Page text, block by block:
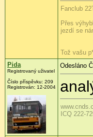
Fanclub
Přes
jezdí se
Tož vašu
Pida
Registrovaný uživatel
Číslo příspěvku: 209
Registrován: 12-2004
Odesláno
ICQ 222-